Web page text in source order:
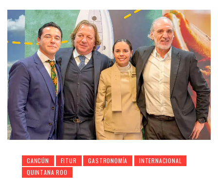
CANCÚN FITUR GASTRONOMÍA
INTERNACIONAL
QUINTANA ROO